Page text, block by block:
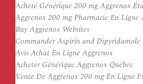
Acheté Générique 200 mg Aggrenox
Aggrenox 200 mg Pharmacie En Ligne
Buy Aggrenox Websites
Commander Aspirin and
Avis Achat En Ligne Aggrenox
Acheter Générique Aggrenox Québec
Vente De Aggrenox 200 mg En Ligne